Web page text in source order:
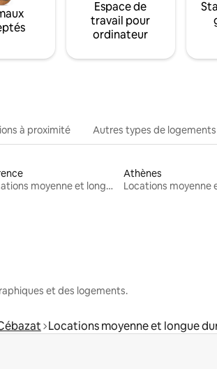
Espace de
travail pour
ordinateur
à proximité Autres types de logements
Locations moyenne et longue durée
Athènes
et des logements.
Locations moyenne et longue